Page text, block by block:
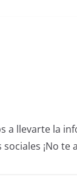
a llevarte la
¡No te